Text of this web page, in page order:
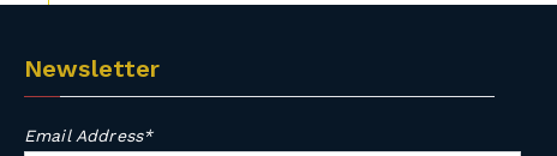
Newsletter
Email Address*